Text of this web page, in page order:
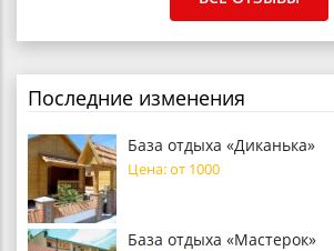
Последние изменения
База отдыха «Диканька»
Цена: от 1000
База отдыха «Мастерок»